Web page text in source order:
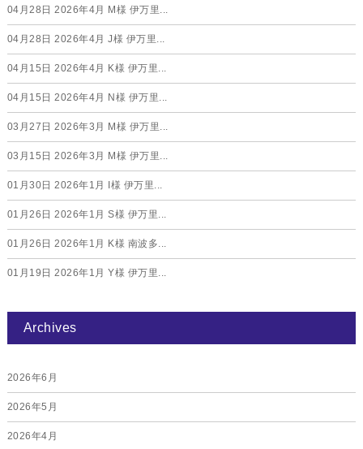
04月28日 2026年4月 M様 伊万里...
04月28日 2026年4月 J様 伊万里...
04月15日 2026年4月 K様 伊万里...
04月15日 2026年4月 N様 伊万里...
03月27日 2026年3月 M様 伊万里...
03月15日 2026年3月 M様 伊万里...
01月30日 2026年1月 I様 伊万里...
01月26日 2026年1月 S様 伊万里...
01月26日 2026年1月 K様 南波多...
01月19日 2026年1月 Y様 伊万里...
Archives
2026年6月
2026年5月
2026年4月